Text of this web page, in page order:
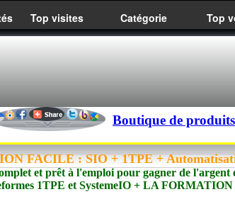
Top visites Catégorie Top
Boutique de
FACILE : SIO + 1TPE +
et prêt à l'emploi pour gagner de
1TPE et SystemeIO + LA FORMATION